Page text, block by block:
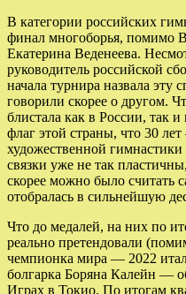
В категории российских
финал многоборья, помимо
Екатерина Веденеева.
руководитель российской
начала турнира назвала эту
говорили скорее о другом.
блистала как в России, так
флаг этой страны, что 30
художественной
связки уже не так
скорее можно было считать
отобралась в сильнейшую
Что до медалей, на них по
реально претендовали
чемпионка мира — 2022
болгарка Боряна Калейн —
Играх в Токио. По итогам